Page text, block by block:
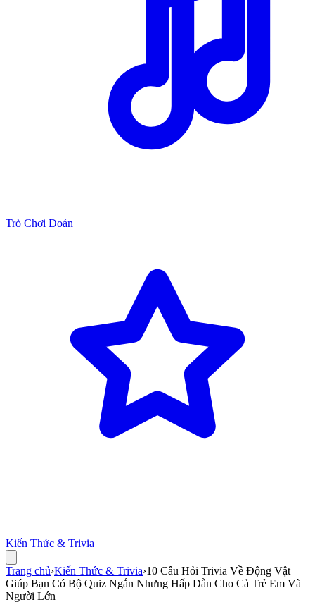
Trò Chơi Đoán
Kiến Thức & Trivia
Trang chủ›Kiến Thức & Trivia›10 Câu Hỏi Trivia Về Động Vật
Giúp Bạn Có Bộ Quiz Ngắn Nhưng Hấp Dẫn Cho Cả Trẻ Em Và
Người Lớn